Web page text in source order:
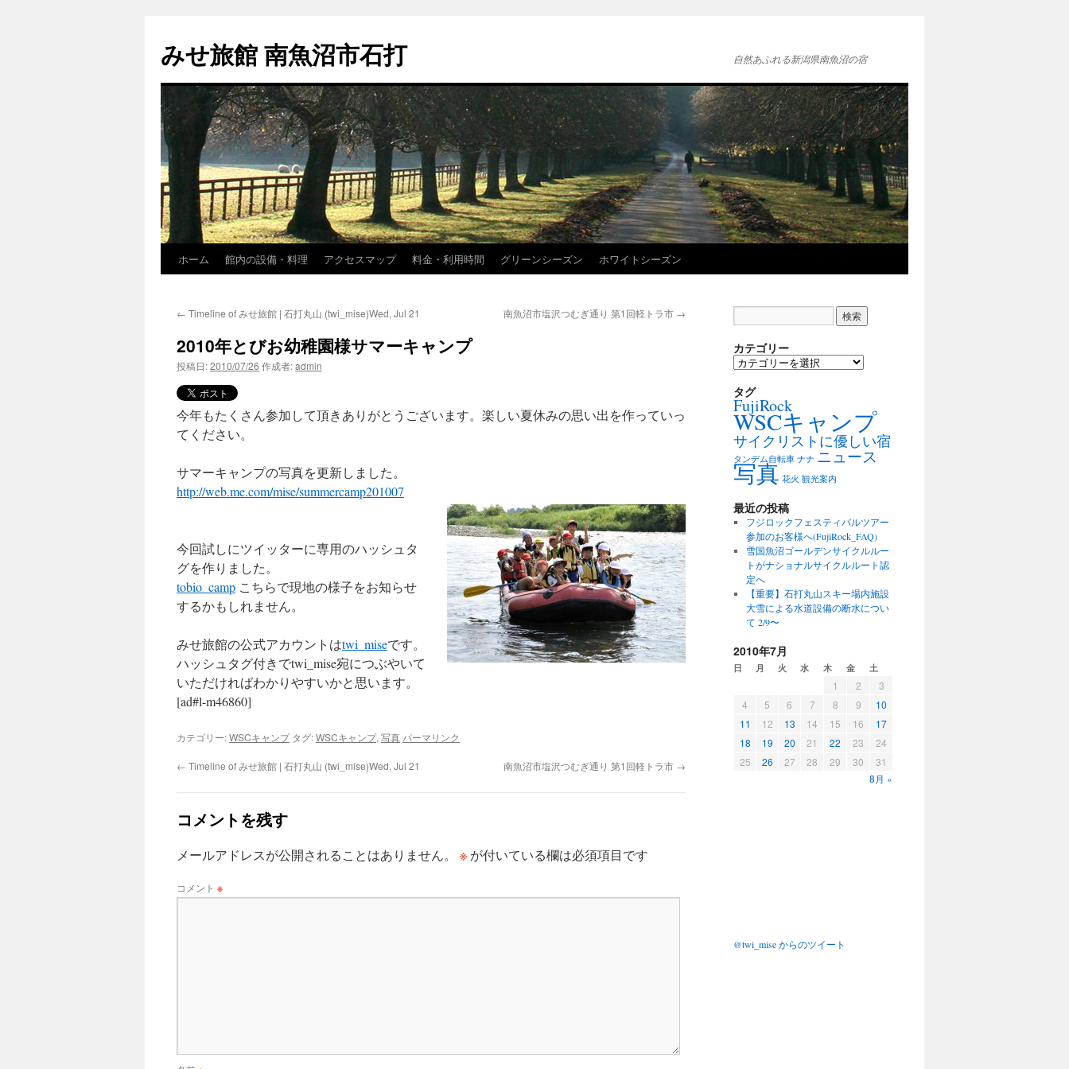
テ
ン
ス
キ
ッ
プ
みせ旅館 南魚沼市石打 自然あふれる新潟県南魚沼の宿
ホーム 館内の設備・料理 アクセスマップ 料金・利用時間 グリーンシーズン ホワイトシーズン
← Timeline of みせ旅館 | 石打丸山 (twi_mise)Wed, Jul 21 南魚沼市塩沢つむぎ通り 第1回軽トラ市 →
2010年とびお幼稚園様サマーキャンプ
投稿日:2010/07/26 作成者:admin
今年もたくさん参加して頂きありがとうございます。楽しい夏休みの思い出を作っていっ
てください。
サマーキャンプの写真を更新しました。
http://web.me.com/mise/summercamp201007
今回試しにツイッターに専用のハッシュタ
グを作りました。
tobio_camp こちらで現地の様子をお知らせ
するかもしれません。
みせ旅館の公式アカウントはtwi_miseです。
ハッシュタグ付きでtwi_mise宛につぶやいて
いただければわかりやすいかと思います。
[ad#l-m46860]
カテゴリー:WSCキャンプタグ:WSCキャンプ, 写真 パーマリンク
← Timeline of みせ旅館 | 石打丸山 (twi_mise)Wed, Jul 21 南魚沼市塩沢つむぎ通り 第1回軽トラ市 →
コメントを残す
メールアドレスが公開されることはありません。 ※ が付いている欄は必須項目です
コメント ※
カテゴリー
カ
ゴ
リ
ー
タグ
FujiRock
WSCキャンプ
サイクリストに優しい宿
タンデム自転車 ナナ ニュース
写真 花火 観光案内
最近の投稿
フジロックフェスティバルツアー
参加のお客様へ(FujiRock_FAQ)
雪国魚沼ゴールデンサイクルルー
トがナショナルサイクルルート認
定へ
【重要】石打丸山スキー場内施設
大雪による水道設備の断水につい
て 2/9〜
2010年7月
日 月 火 水 木 金 土
1 2
3
4
5 6 7 8 9
10
11
12 13 14 15 16
17
18
19 20 21 22 23
24
25
26 27 28 29 30
31
8月 »
@twi_mise からのツイート